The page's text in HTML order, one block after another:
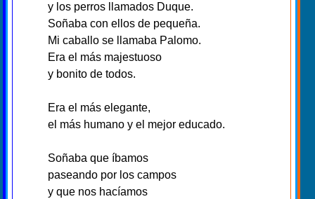
y los perros llamados Duque.
Soñaba con ellos de pequeña.
Mi caballo se llamaba Palomo.
Era el más majestuoso
y bonito de todos.
Era el más elegante,
el más humano y el mejor educado.
Soñaba que íbamos
paseando por los campos
y que nos hacíamos